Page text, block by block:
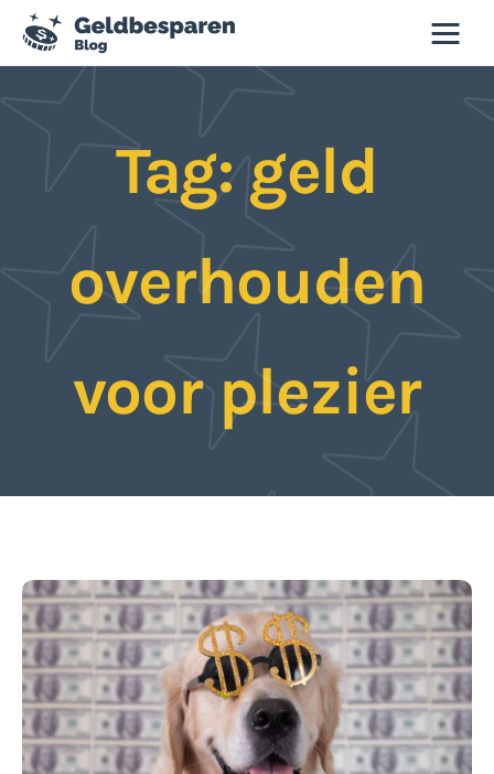
Tag: geld
overhouden
voor plezier
Geld besparen blog
Besparen
Budgettips
Duurzaamheid